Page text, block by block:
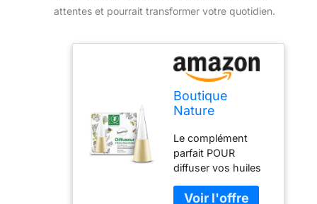
attentes et pourrait transformer votre quotidien.
Boutique
Nature
Huiles
Essentielles par
Nébulisation à
Froid
Le complément
parfait POUR
diffuser vos huiles
Préserve les vertus